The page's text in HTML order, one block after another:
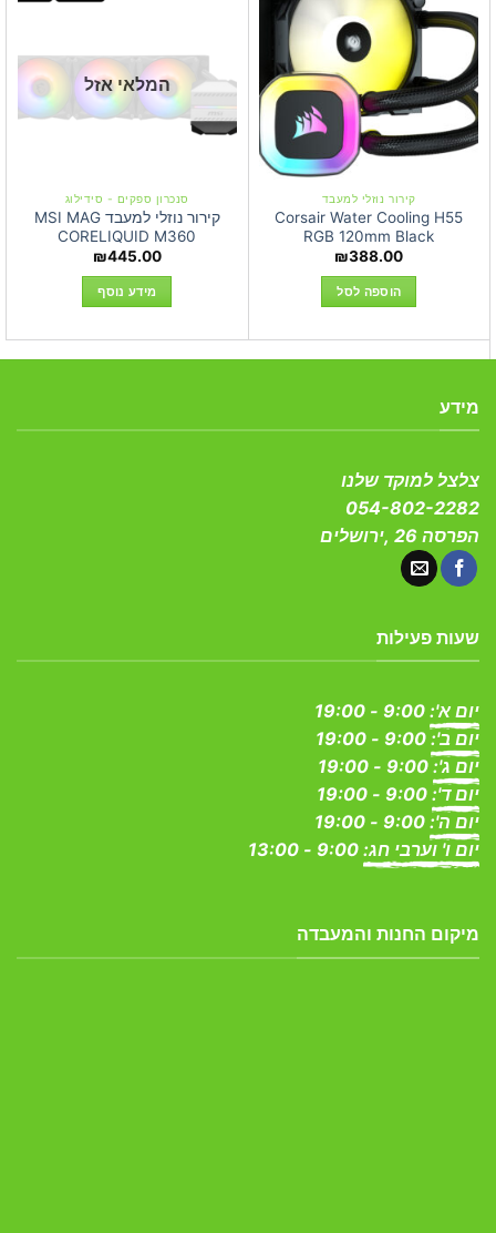
קירור נוזלי למעבד
Corsair Water Cooling H55
RGB 120mm Black
₪388.00
הוספה לסל
המלאי אזל
סנכרון ספקים - סידילוג
קירור נוזלי למעבד MSI MAG
CORELIQUID M360
₪445.00
מידע נוסף
מידע
צלצל למוקד שלנו
054-802-2282
הפרסה 26 ,ירושלים
שעות פעילות
יום א':
יום ב':
יום ג':
יום ד':
יום ה':
יום ו' וערבי חג:
מיקום החנות והמעבדה